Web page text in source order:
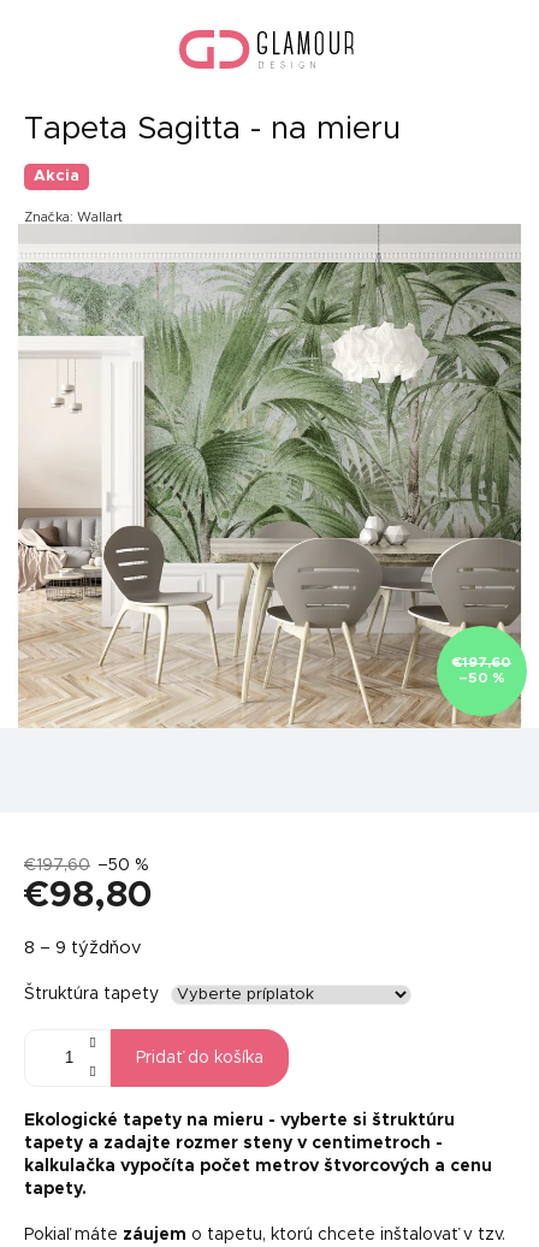
Tapeta Sagitta - na mieru
Akcia
Značka: Wallart
€197,60
–50 %
€197,60 –50 %
€98,80
cena:
8 – 9 týždňov
Štruktúra tapety
Pridať do košíka
Ekologické tapety na mieru - vyberte si štruktúru
tapety a zadajte rozmer steny v centimetroch -
kalkulačka vypočíta počet metrov štvorcových a cenu
tapety.
Pokiaľ máte záujem o tapetu, ktorú chcete inštalovať v tzv.